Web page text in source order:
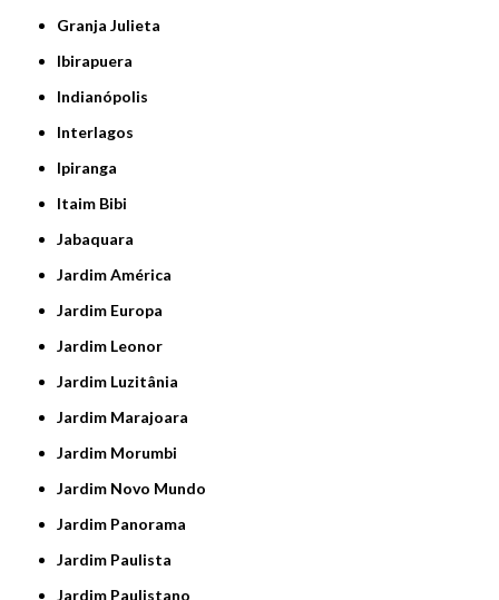
Granja Julieta
Ibirapuera
Indianópolis
Interlagos
Ipiranga
Itaim Bibi
Jabaquara
Jardim América
Jardim Europa
Jardim Leonor
Jardim Luzitânia
Jardim Marajoara
Jardim Morumbi
Jardim Novo Mundo
Jardim Panorama
Jardim Paulista
Jardim Paulistano